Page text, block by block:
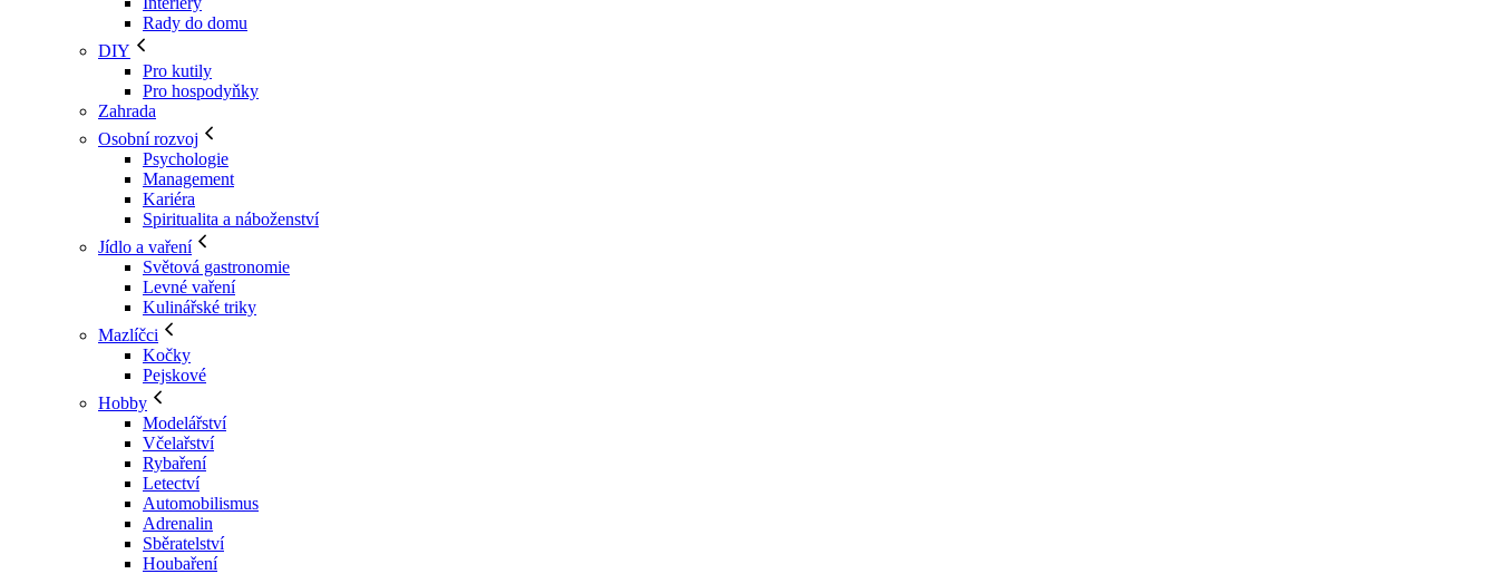
Rady do domu
DIY
Pro kutily
Pro hospodyňky
Zahrada
Osobní rozvoj
Psychologie
Management
Kariéra
Spiritualita a náboženství
Jídlo a vaření
Světová gastronomie
Levné vaření
Kulinářské triky
Mazlíčci
Kočky
Pejskové
Hobby
Modelářství
Včelařství
Rybaření
Letectví
Automobilismus
Adrenalin
Sběratelství
Houbaření